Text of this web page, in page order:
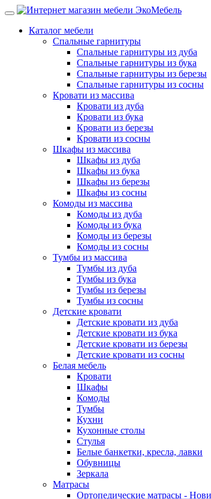
Каталог мебели
Спальные гарнитуры
Спальные гарнитуры из дуба
Спальные гарнитуры из бука
Спальные гарнитуры из березы
Спальные гарнитуры из сосны
Кровати из массива
Кровати из дуба
Кровати из бука
Кровати из березы
Кровати из сосны
Шкафы из массива
Шкафы из дуба
Шкафы из бука
Шкафы из березы
Шкафы из сосны
Комоды из массива
Комоды из дуба
Комоды из бука
Комоды из березы
Комоды из сосны
Тумбы из массива
Тумбы из дуба
Тумбы из бука
Тумбы из березы
Тумбы из сосны
Детские кровати
Детские кровати из дуба
Детские кровати из бука
Детские кровати из березы
Детские кровати из сосны
Белая мебель
Кровати
Шкафы
Комоды
Тумбы
Кухни
Кухонные столы
Стулья
Белые банкетки, кресла, лавки
Обувницы
Зеркала
Матрасы
Ортопедические матрасы -